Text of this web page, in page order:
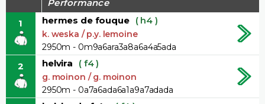
Performance
1
hermes de fouque ( h4 )
k. weska / p.y. lemoine
2950m - 0m9a6ara3a8a6a4a5ada
2 helvira ( f4 )
g. moinon / g. moinon
2950m - 0a7a6ada6a1a9a7adada